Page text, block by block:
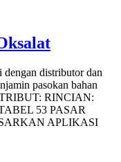
dengan distributor dan
pasokan bahan
RINCIAN:
53 PASAR
APLIKASI